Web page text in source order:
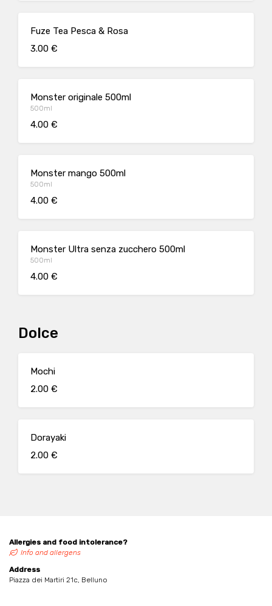
Fuze Tea Pesca & Rosa
3.00 €
Monster originale 500ml
500ml
4.00 €
Monster mango 500ml
500ml
4.00 €
Monster Ultra senza zucchero 500ml
500ml
4.00 €
Dolce
Mochi
2.00 €
Dorayaki
2.00 €
Allergies and food intolerance?
Info and allergens
Address
Piazza dei Martiri 21c, Belluno